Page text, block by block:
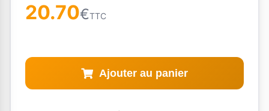
20.70€TTC
Ajouter au panier